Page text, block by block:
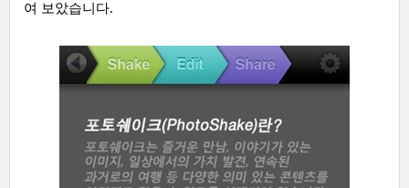
여 보았습니다.